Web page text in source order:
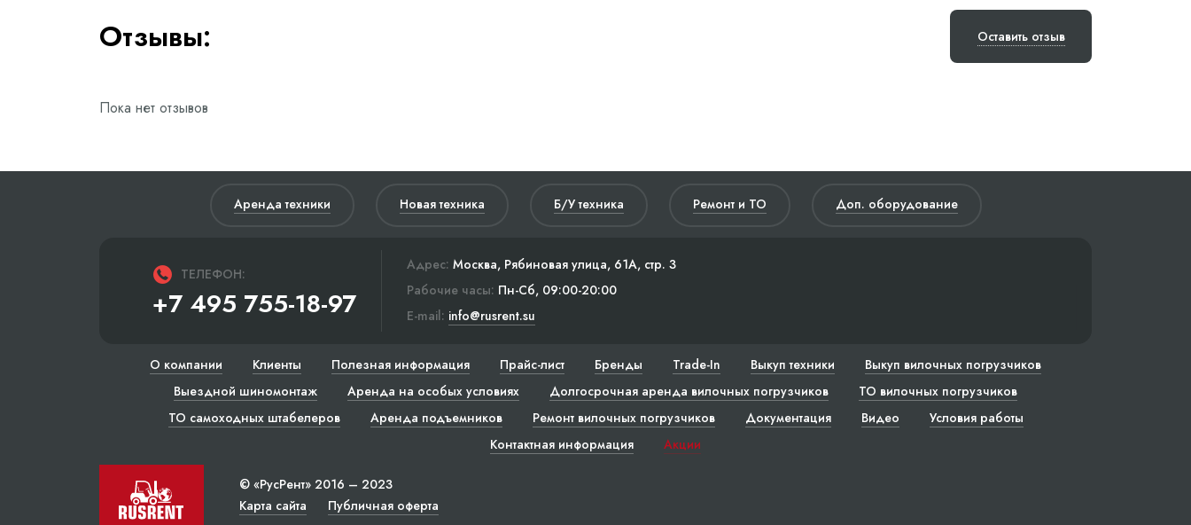
Отзывы: Оставить отзыв
Пока нет отзывов
Аренда техники Новая техника Б/У техника Ремонт и ТО Доп. оборудование
ТЕЛЕФОН:
+7 495 755-18-97
Адрес: Москва, Рябиновая улица, 61А, стр. 3
Рабочие часы: Пн-Сб, 09:00-20:00
E-mail: info@rusrent.su
О компании Клиенты Полезная информация Прайс-лист Бренды Trade-In Выкуп техники
Выкуп вилочных погрузчиков
Выездной шиномонтаж
Аренда на особых условиях Долгосрочная аренда вилочных погрузчиков
ТО вилочных погрузчиков
ТО самоходных штабелеров
Аренда подъемников Ремонт вилочных погрузчиков Документация Видео
Условия работы
Контактная информация
Акции
© «РусРент» 2016 – 2023
Карта сайта
Публичная оферта